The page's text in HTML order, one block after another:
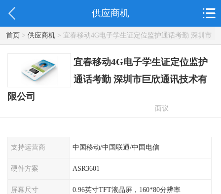
供应商机
首页> 供应商机> 宜春移动4G电子学生证定位监护通话考勤 深圳市
巨欣通讯技术有限公司
宜春移动4G电子学生证定位监护
通话考勤 深圳市巨欣通讯技术有
限公司
面议
支持运营商 中国移动/中国联通/中国电信
硬件方案 ASR3601
屏幕尺寸 0.96英寸TFT液晶屏，160*80分辨率